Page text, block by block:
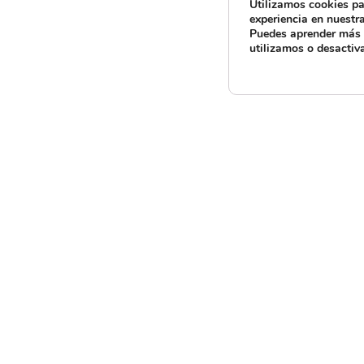
La Xunta
entregar este
la IV edición
Utilizamos cookies
experiencia en
Puedes aprender
utilizamos o